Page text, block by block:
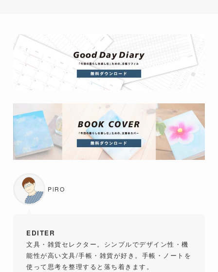
PiRO
EDITER
文具・雑貨セレクター。シンプルでデザイン性・機
能性が高い文具/手帳・雑貨が好き。手帳・ノートを
使って思考を整理すると落ち着きます。